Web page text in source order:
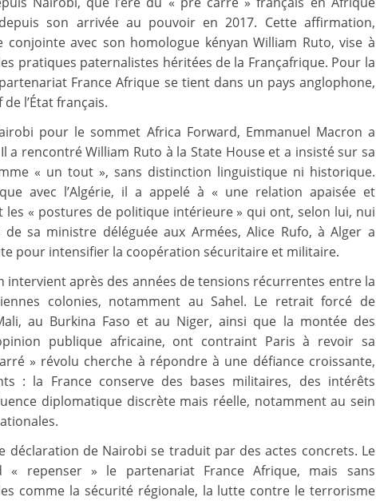
son arrivée au pouvoir en 2017. Cette affirmation,
conjointe avec son homologue kényan William Ruto, vise à
pratiques paternalistes héritées de la Françafrique. Pour la
France Afrique se tient dans un pays anglophone,
l’État français.
pour le sommet Africa Forward, Emmanuel Macron a
a rencontré William Ruto à la State House et a insisté sur sa
« un tout », sans distinction linguistique ni historique.
avec l’Algérie, il a appelé à « une relation apaisée et
« postures de politique intérieure » qui ont, selon lui, nui
sa ministre déléguée aux Armées, Alice Rufo, à Alger a
pour intensifier la coopération sécuritaire et militaire.
intervient après des années de tensions récurrentes entre la
colonies, notamment au Sahel. Le retrait forcé de
au Burkina Faso et au Niger, ainsi que la montée des
publique africaine, ont contraint Paris à revoir sa
» révolu cherche à répondre à une défiance croissante,
: la France conserve des bases militaires, des intérêts
diplomatique discrète mais réelle, notamment au sein
déclaration de Nairobi se traduit par des actes concrets. Le
« repenser » le partenariat France Afrique, mais sans
comme la sécurité régionale, la lutte contre le terrorisme